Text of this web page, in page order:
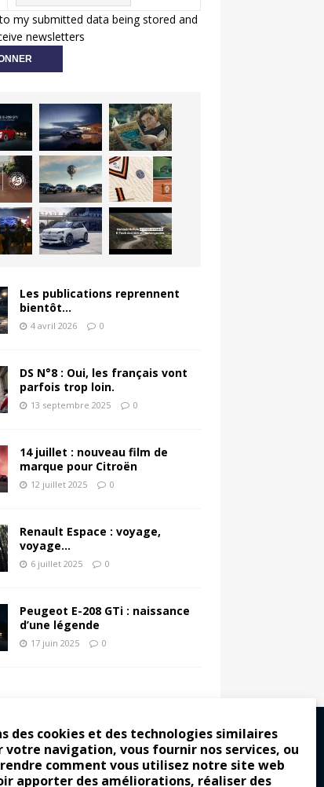
des cookies et des technologies similaires
navigation, vous fournir nos services, ou
comment vous utilisez notre site web
apporter des améliorations, réaliser des
my submitted data being stored and
newsletters
Les publications reprennent
bientôt…
4 avril 2026 0
DS N°8 : Oui, les français vont
parfois trop loin.
13 septembre 2025 0
14 juillet : nouveau film de
marque pour Citroën
12 juillet 2025 0
Renault Espace : voyage,
voyage…
6 juillet 2025 0
Peugeot E-208 GTi : naissance
d’une légende
17 juin 2025 0
les gens vrais